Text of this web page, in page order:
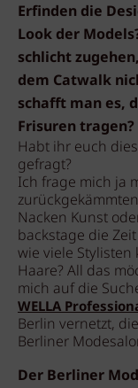
Erfinden die
Look der
schlicht
dem Catwalk
schafft man es,
Frisuren tragen?
Habt ihr euch
gefragt?
Ich frage mich ja
Nacken Kunst
backstage die
wie viele
Haare? All das
mich auf die
WELLA
Berlin vernetzt,
Berliner
Der Berliner